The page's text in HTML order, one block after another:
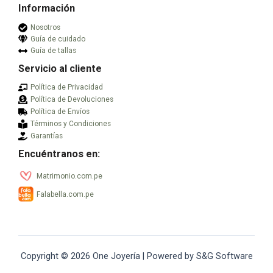
Información
Nosotros
Guía de cuidado
Guía de tallas
Servicio al cliente
Política de Privacidad
Política de Devoluciones
Política de Envíos
Términos y Condiciones
Garantías
Encuéntranos en:
Matrimonio.com.pe
Falabella.com.pe
Copyright © 2026 One Joyería | Powered by S&G Software